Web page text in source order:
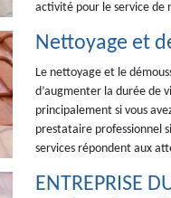
activité pour le service
Nettoyage et
Le nettoyage et le
d’augmenter la durée de
principalement si vous
prestataire professionnel
services répondent aux
ENTREPRISE